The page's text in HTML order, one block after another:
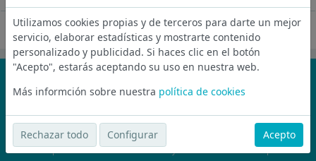
Oferta desactivada
¡No te pierdas nada!
Únete a la comunidad de wijobs y recibe por email las mejores
ofertas de empleo
Nunca compartiremos tu email con nadie y no te vamos a enviar spam
Utilizamos cookies propias y de terceros para darte un mejor
servicio, elaborar estadísticas y mostrarte contenido
personalizado y publicidad. Si haces clic en el botón
"Acepto", estarás aceptando su uso en nuestra web.
Más informción sobre nuestra política de cookies
Rechazar todo Configurar Acepto